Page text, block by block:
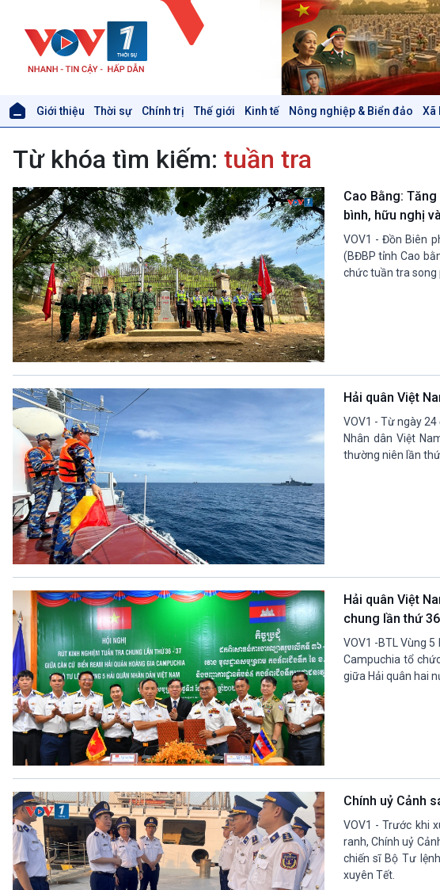
Giới thiệu Thời sự Chính trị Thế giới Kinh tế Nông nghiệp & Biển đảo Xã
Thời sự 6h
Thời sự 18h
Thời sự 21h30
Bản tin
Chuyên mục
Theo dòng Thời sự
Quốc hội
Xây dựng
Đảng trong
Nhận diện
Pháp luật
Xã hội
Tin Đời sống & Xã hội
360 độ Sức khỏe
Tài nguyên và Môi trường
Chuyên gia của bạn
Xã hội chuyển động
Bước chân đến trường
Khoa học & Công nghệ
Tin Khoa học & Công nghệ
Kết nối công nghệ
VOV1 đặc biệt
Thanh âm ký sự
Chân dung cuộc sống
Các chương trình đặc biệt
Từ khóa tìm kiếm: tuần tra
Cao Bằng:
bình, hữu nghị
VOV1 - Đồn Biên
(BĐBP tỉnh Cao
chức tuần tra song
Hải quân Việt
VOV1 - Từ ngày
Nhân dân Việt
thường niên lần
Hải quân Việt
chung lần thứ
VOV1 -BTL Vùng
Campuchia tổ
giữa Hải quân hai
Chính uỷ Cảnh
VOV1 - Trước khi
ranh, Chính uỷ
chiến sĩ Bộ Tư
xuyên Tết.